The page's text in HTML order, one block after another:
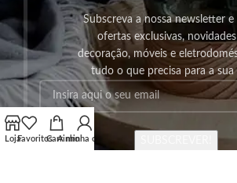
Subscreva a nossa newsletter e
ofertas exclusivas,
decoração, móveis e
tudo o que precisa para a sua
LojaFavoritosCarrinho
A minha conta